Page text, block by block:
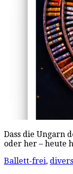
Dass die Ungarn
oder her – heute
Ballett-frei,